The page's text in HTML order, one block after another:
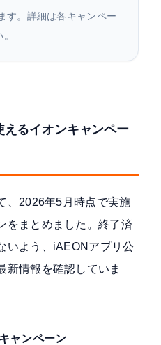
す。詳細は各キャンペー
えるイオンキャンペー
、2026年5月時点で実施
をまとめました。終了済
いよう、 iAEONアプリ公
新情報を確認していま
ャンペーン